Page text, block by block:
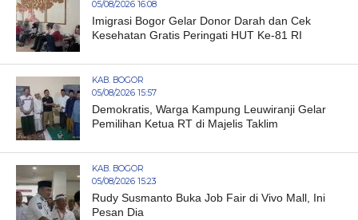
05/08/2026 16:08
Imigrasi Bogor Gelar Donor Darah dan Cek
Kesehatan Gratis Peringati HUT Ke-81 RI
KAB. BOGOR
05/08/2026 15:57
Demokratis, Warga Kampung Leuwiranji Gelar
Pemilihan Ketua RT di Majelis Taklim
KAB. BOGOR
05/08/2026 15:23
Rudy Susmanto Buka Job Fair di Vivo Mall, Ini
Pesan Dia